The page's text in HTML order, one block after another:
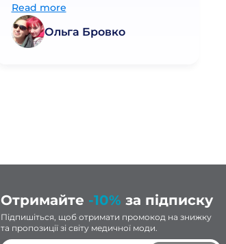
задоволення!
Read more
Ольга Бровко
Отримайте -10% за підписку
Підпишіться, щоб отримати промокод на знижку
та пропозиції зі світу медичної моди.